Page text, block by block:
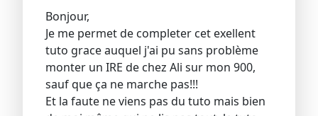
Bonjour,
Je me permet de completer cet exellent
tuto grace auquel j'ai pu sans problème
monter un IRE de chez Ali sur mon 900,
sauf que ça ne marche pas!!!
Et la faute ne viens pas du tuto mais bien